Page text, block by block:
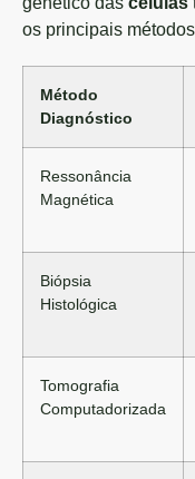
os principais
Método
Diagnóstico
Ressonância
Magnética
Biópsia
Histológica
Tomografia
Computadorizada